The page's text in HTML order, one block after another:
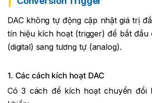
DAC không tự động cập nhật giá trị
tín hiệu kích hoạt (trigger) để bắt đầu
(digital) sang tương tự (analog).
1. Các cách kích hoạt DAC
Có 3 cách để kích hoạt chuyển đổi